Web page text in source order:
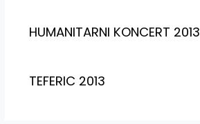
HUMANITARNI KONCERT 2013
TEFERIC 2013